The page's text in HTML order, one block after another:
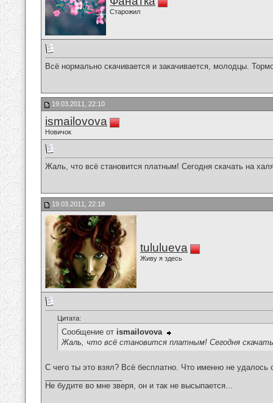
Старожил
Всё нормально скачивается и закачивается, молодцы.
19.03.2011, 22:10
ismailovova
Новичок
Жаль, что всё становится платным! Сегодня скачать на
19.03.2011, 22:18
tululueva
Живу я здесь
Цитата:
Сообщение от ismailovova
Жаль, что всё становится платным! Сегодня скачать
С чего ты это взял? Всё бесплатно. Что именно не удалось
Не будите во мне зверя, он и так не высыпается...